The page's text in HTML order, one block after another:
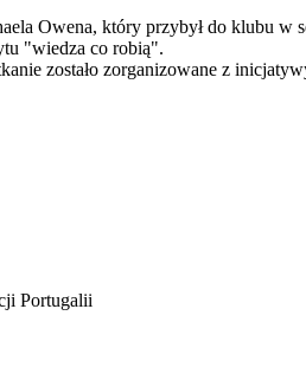
Owena, który przybył do klubu w
"wiedza co robią".
zostało zorganizowane z
Portugalii